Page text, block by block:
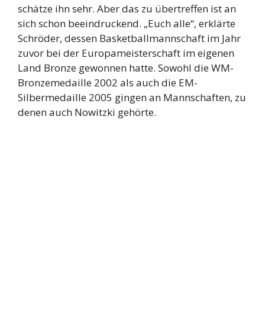
schätze ihn sehr. Aber das zu übertreffen ist an
sich schon beeindruckend. „Euch alle“, erklärte
Schröder, dessen Basketballmannschaft im Jahr
zuvor bei der Europameisterschaft im eigenen
Land Bronze gewonnen hatte. Sowohl die WM-
Bronzemedaille 2002 als auch die EM-
Silbermedaille 2005 gingen an Mannschaften, zu
denen auch Nowitzki gehörte.